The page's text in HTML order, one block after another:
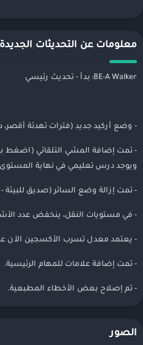
معلومات عن التحديثات
BE-A Walker: بدأ - تحديث رئيسي
- وضع أركيد جديد (فترات تهدئة أقصر،
- تمت إضافة المشي التلقائي (اضغط
ويوجد درس تعليمي في نهاية المستوى
- تمت إزالة وضع السائر (صديق للبيئة
- في مستويات النقل، ينخفض ​​عدد الأشخاص
- يعتمد معدل تسرب الأكسجين الآن
- تمت إضافة علامات للمهام الرئيسية.
- تم إصلاح بعض الأخطاء المطبعية.
الصور